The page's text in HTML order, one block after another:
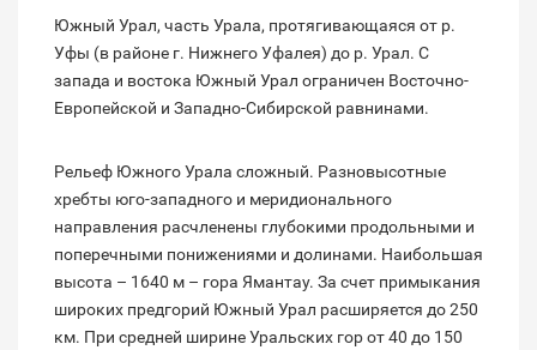
Южный Урал, часть Урала, протягивающаяся от р.
Уфы (в районе г. Нижнего Уфалея) до р. Урал. С
запада и востока Южный Урал ограничен Восточно-
Европейской и Западно-Сибирской равнинами.
Рельеф Южного Урала сложный. Разновысотные
хребты юго-западного и меридионального
направления расчленены глубокими продольными и
поперечными понижениями и долинами. Наибольшая
высота – 1640 м – гора Ямантау. За счет примыкания
широких предгорий Южный Урал расширяется до 250
км. При средней ширине Уральских гор от 40 до 150